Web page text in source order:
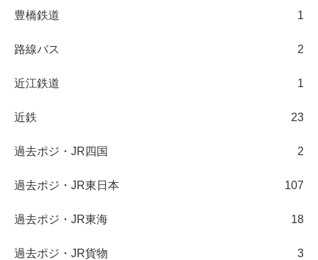
豊橋鉄道 1
路線バス 2
近江鉄道 1
近鉄 23
過去ポジ・JR四国 2
過去ポジ・JR東日本 107
過去ポジ・JR東海 18
過去ポジ・JR貨物 3